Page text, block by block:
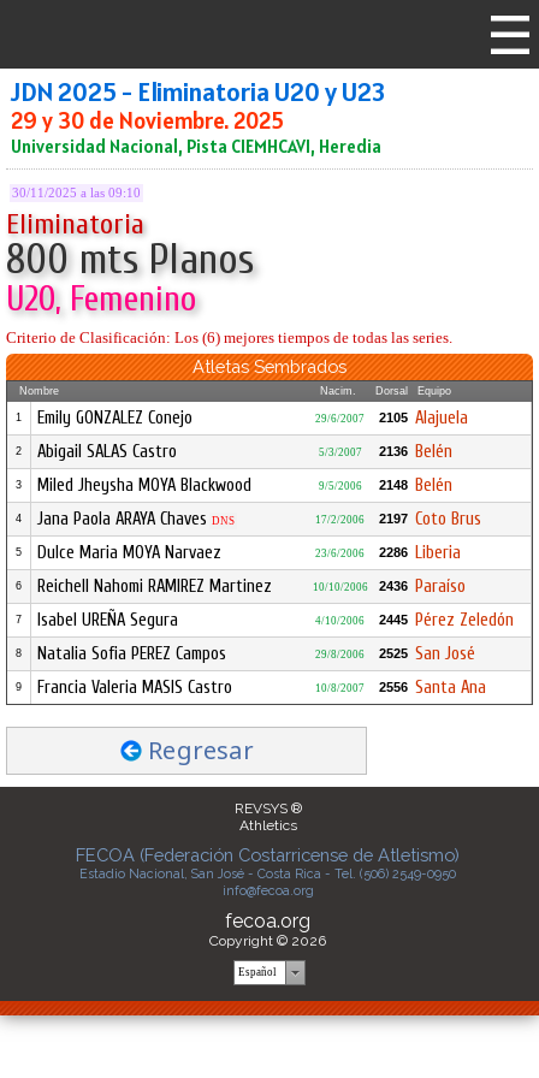
JDN 2025 - Eliminatoria U20 y U23
29 y 30 de Noviembre. 2025
Universidad Nacional, Pista CIEMHCAVI, Heredia
30/11/2025 a las 09:10
Eliminatoria
800 mts Planos
U20, Femenino
Criterio de Clasificación: Los (6) mejores tiempos de todas las series.
Atletas Sembrados
Nombre Nacim. Dorsal Equipo
1 Emily GONZALEZ Conejo 29/6/2007 2105 Alajuela
2 Abigail SALAS Castro 5/3/2007 2136 Belén
3 Miled Jheysha MOYA Blackwood 9/5/2006 2148 Belén
4 Jana Paola ARAYA Chaves DNS 17/2/2006 2197 Coto Brus
5 Dulce Maria MOYA Narvaez 23/6/2006 2286 Liberia
6 Reichell Nahomi RAMIREZ Martinez 10/10/2006 2436 Paraíso
7 Isabel UREÑA Segura 4/10/2006 2445 Pérez Zeledón
8 Natalia Sofia PEREZ Campos 29/8/2006 2525 San José
9 Francia Valeria MASIS Castro 10/8/2007 2556 Santa Ana
Regresar
REVSYS ®
Athletics
FECOA (Federación Costarricense de Atletismo)
Estadio Nacional, San José - Costa Rica - Tel. (506) 2549-0950
info@fecoa.org
fecoa.org
Copyright © 2026